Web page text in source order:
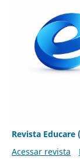
Revista Educare
Acessar revista